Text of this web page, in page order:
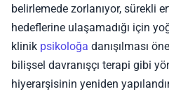
belirlemede zorlanıyor, sürekli
hedeflerine ulaşamadığı için
klinik psikoloğa danışılması
bilişsel davranışçı terapi gibi
hiyerarşisinin yeniden